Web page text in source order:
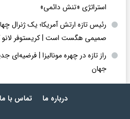
استراتژی «تنش دائمی»
رئیس تازه ارتش آمریکا؛ یک ژنرال
صمیمی هگست است | کریستوفر
راز تازه در چهره مونالیزا | فرضیه‌ای
جهان
درباره ما تماس با ما